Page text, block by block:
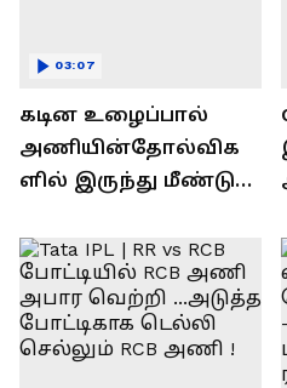
கடின உழைப்பால்
அணியின்தோல்விக
ளில் இருந்து மீண்டு
தமிழ் லைன்ஸ்
கேப்டன் சுமன்குர்ஜார்
03:07